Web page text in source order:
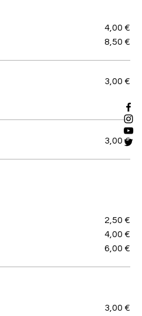
4,00 €
8,50 €
3,00 €
3,00 €
2,50 €
4,00 €
6,00 €
3,00 €